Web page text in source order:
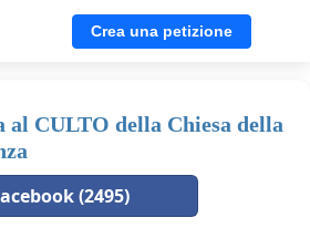
Crea una petizione
CULTO della Chiesa della
(2495)